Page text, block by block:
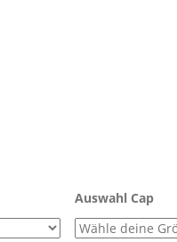
Auswahl Cap